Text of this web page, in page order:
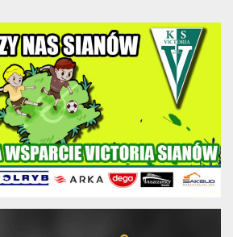
Sportowy
Victoria
Sianów
&
Zryw
Kretomino
Akademia
Sportu